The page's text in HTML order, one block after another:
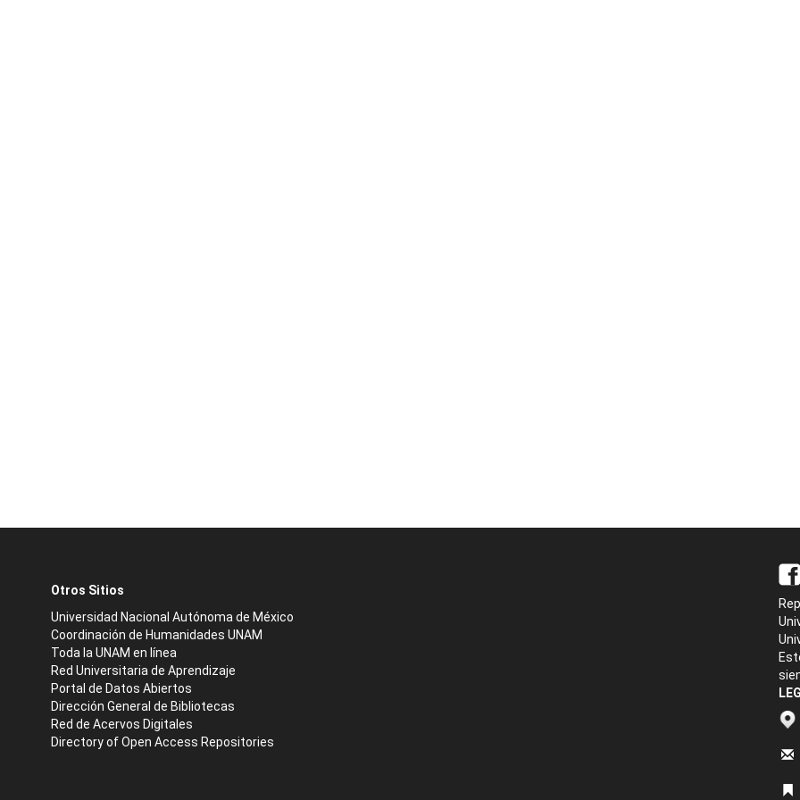
Otros Sitios
Universidad Nacional Autónoma de México
Coordinación de Humanidades UNAM
Toda la UNAM en línea
Red Universitaria de Aprendizaje
Portal de Datos Abiertos
Dirección General de Bibliotecas
Red de Acervos Digitales
Directory of Open Access Repositories